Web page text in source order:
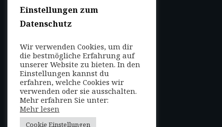
Datenschutzbestimmungen
Nutzungsbedingungen
FOLGEN SIE UNS
Entdecken Sie weltweit
mit uns die Highlights in
jeder Region als Local
oder auf Reisen!
Einstellungen zum
Datenschutz
Wir verwenden Cookies, um dir
die bestmögliche Erfahrung auf
unserer Website zu bieten. In den
Einstellungen kannst du
erfahren, welche Cookies wir
verwenden oder sie ausschalten.
Mehr erfahren Sie unter:
Mehr lesen
Cookie Einstellungen